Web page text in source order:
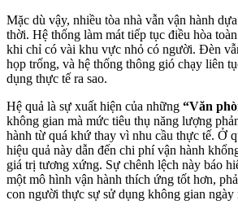
Mặc dù vậy, nhiều tòa nhà vẫn vận hành
thời. Hệ thống làm mát tiếp tục điều hòa
khi chỉ có vài khu vực nhỏ có người. Đèn
họp trống, và hệ thống thông gió chạy liên
dụng thực tế ra sao.
Hệ quả là sự xuất hiện của những “Văn
không gian mà mức tiêu thụ năng lượng
hành từ quá khứ thay vì nhu cầu thực tế. Ở
hiệu quả này dẫn đến chi phí vận hành
giá trị tương xứng. Sự chênh lệch này báo
một mô hình vận hành thích ứng tốt hơn,
con người thực sự sử dụng không gian ngày